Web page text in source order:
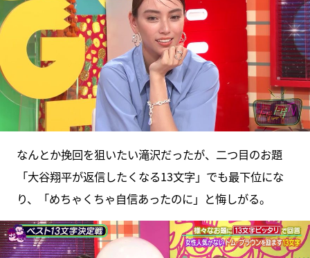
なんとか挽回を狙いたい滝沢だったが、二つ目のお題
「大谷翔平が返信したくなる13文字」でも最下位にな
り、「めちゃくちゃ自信あったのに」と悔しがる。